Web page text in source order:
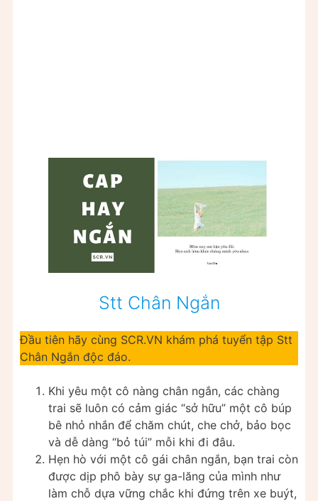
Stt Chân Ngắn
Đầu tiên hãy cùng SCR.VN khám phá tuyển tập Stt
Chân Ngắn độc đáo.
Khi yêu một cô nàng chân ngắn, các chàng
trai sẽ luôn có cảm giác “sở hữu” một cô búp
bê nhỏ nhắn để chăm chút, che chở, bảo bọc
và dễ dàng “bỏ túi” mỗi khi đi đâu.
Hẹn hò với một cô gái chân ngắn, bạn trai còn
được dịp phô bày sự ga-lăng của mình như
làm chỗ dựa vững chắc khi đứng trên xe buýt,